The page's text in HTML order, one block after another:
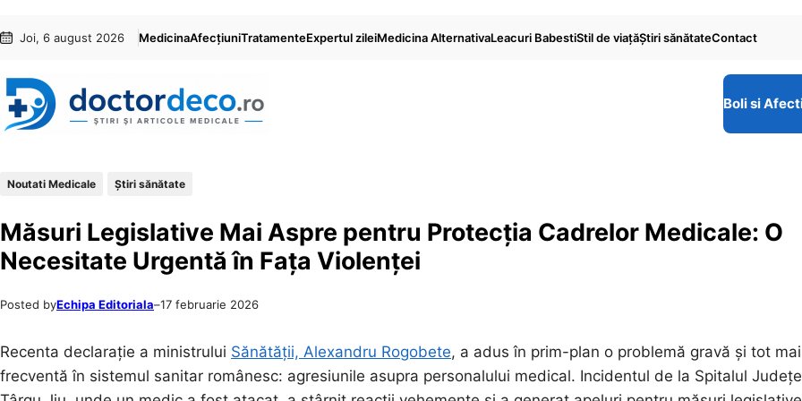
conținut
content
Joi, 6 august 2026 MedicinaAfecțiuniTratamenteExpertul zileiMedicina AlternativaLeacuri BabestiStil de viaţăŞtiri sănătateContact
Boli si
Noutati Medicale Ştiri sănătate
Măsuri Legislative Mai Aspre pentru Protecția Cadrelor Medicale: O
Necesitate Urgentă în Fața Violenței
Posted byEchipa Editoriala–17 februarie 2026
Recenta declarație a ministrului Sănătății, Alexandru Rogobete, a adus în prim-plan o problemă gravă și tot mai
frecventă în sistemul sanitar românesc: agresiunile asupra personalului medical. Incidentul de la Spitalul